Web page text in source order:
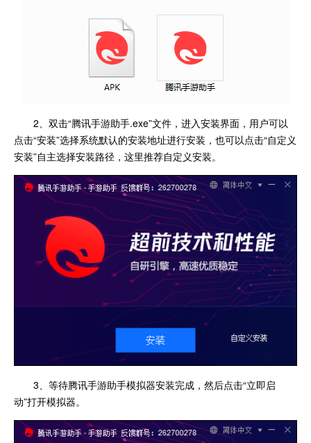
2、双击“腾讯手游助手.exe”文件，进入安装界面，用户可以
点击“安装”选择系统默认的安装地址进行安装，也可以点击“自定义
安装”自主选择安装路径，这里推荐自定义安装。
3、等待腾讯手游助手模拟器安装完成，然后点击“立即启
动”打开模拟器。